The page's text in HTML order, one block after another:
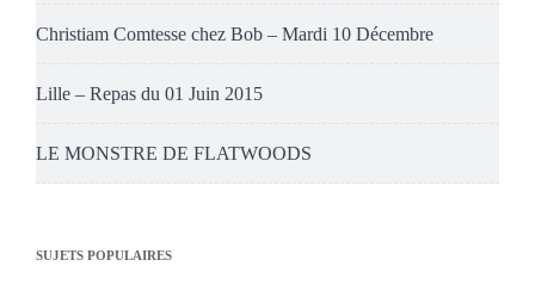
Christiam Comtesse chez Bob – Mardi 10 Décembre
Lille – Repas du 01 Juin 2015
LE MONSTRE DE FLATWOODS
SUJETS POPULAIRES